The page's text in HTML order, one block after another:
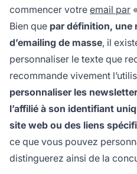
commencer votre email par
Bien que par définition, une
d’emailing de masse, il
personnaliser le texte que
recommande vivement
personnaliser les
l’affilié à son identifiant
site web ou des liens
ce que vous pouvez
distinguerez ainsi de la